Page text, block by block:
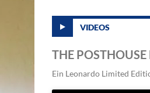
VIDEOS
THE POSTHOUSE
Ein Leonardo Limited